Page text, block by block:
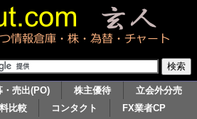
・売出(PO) 株主優待
立会外分売
比較 コンタクト
FX業者CP